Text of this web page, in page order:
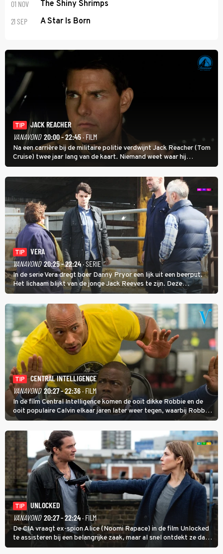
01 NOV The Shiny Shrimps
21 SEP A Star Is Born
TIP
JACK REACHER
VANAVOND 20:00 - 22:45· FILM
Na een carrière bij de militaire politie verdwijnt Jack Reacher (Tom
Cruise) twee jaar lang van de kaart. Niemand weet waar hij
uithangt, totdat moordverdachte James Barr naar hem vraagt.
TIP
VERA
VANAVOND 20:25 - 22:24· SERIE
In de serie Vera dregt boer Danny Pryor een lijk uit een beerput.
Het lichaam blijkt van de jonge Jack Reeves te zijn. Deze
homoseksuele woonwagenbewoner had gebroken met zijn familie
en verliet het kamp met slaande ruzie.
TIP
CENTRAL INTELLIGENCE
VANAVOND 20:27 - 22:36· FILM
In de film Central Intelligence komen de ooit dikke Robbie en de
ooit populaire Calvin elkaar jaren later weer tegen, waarbij Robbie,
inmiddels supergespierd en werkzaam voor de CIA, Calvins hulp
goed kan gebruiken.
TIP
UNLOCKED
VANAVOND 20:27 - 22:24· FILM
De CIA vraagt ex-spion Alice (Noomi Rapace) in de film Unlocked
te assisteren bij een belangrijke zaak, maar al snel ontdekt ze dat
degene die haar aanstelde kwade bedoelingen heeft.